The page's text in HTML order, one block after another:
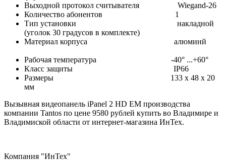
Выходной протокол считывателя Wiegand-26
Количество абонентов 1
Тип установки накладной
(уголок 30 градусов в комплекте)
Материал корпуса алюминй
Рабочая температура -40° ...+60°
Класс защиты IP66
Размеры 133 х 48 х 20
мм
Вызывная видеопанель iPanel 2 HD EM производства
компании Tantos по цене 9580 рублей купить во Владимире и
Владимиской области от интернет-магазина ИнТех.
Компания "ИнТех"